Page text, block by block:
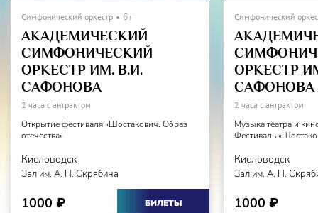
Симфонический оркестр 6+
АКАДЕМИЧЕСКИЙ
СИМФОНИЧЕСКИЙ
ОРКЕСТР ИМ. В.И.
САФОНОВА
2 часа с антрактом
Открытие фестиваля «Шостакович. Образ
отечества»
Кисловодск
Зал им. А. Н. Скрябина
1000 ₽ БИЛЕТЫ
Симфонический
ОРКЕСТР
САФОНОВА
2 часа с антрактом
Музыка театра и
Фестиваль
Кисловодск
Зал им. А. Н.
1000 ₽